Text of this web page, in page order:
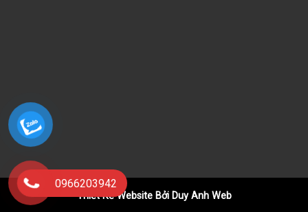
0966203942
Thiết Kế Website Bởi Duy Anh Web